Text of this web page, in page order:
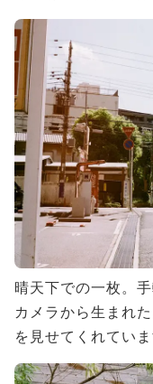
晴天下での一枚。
カメラから生まれ
を見せてくれていま